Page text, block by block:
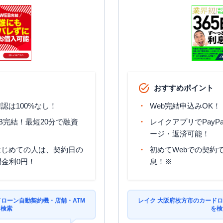
は100%なし！
結！最短20分で融資
めての人は、契約日の
利0円！
ーン自動契約機・店舗・ATM
索
おすすめポイント
Web完結申込みOK！
レイクアプリで
ージ・返済可能！
初めてWebでの契約
息！※
レイク 大阪府枚方市のカード
を